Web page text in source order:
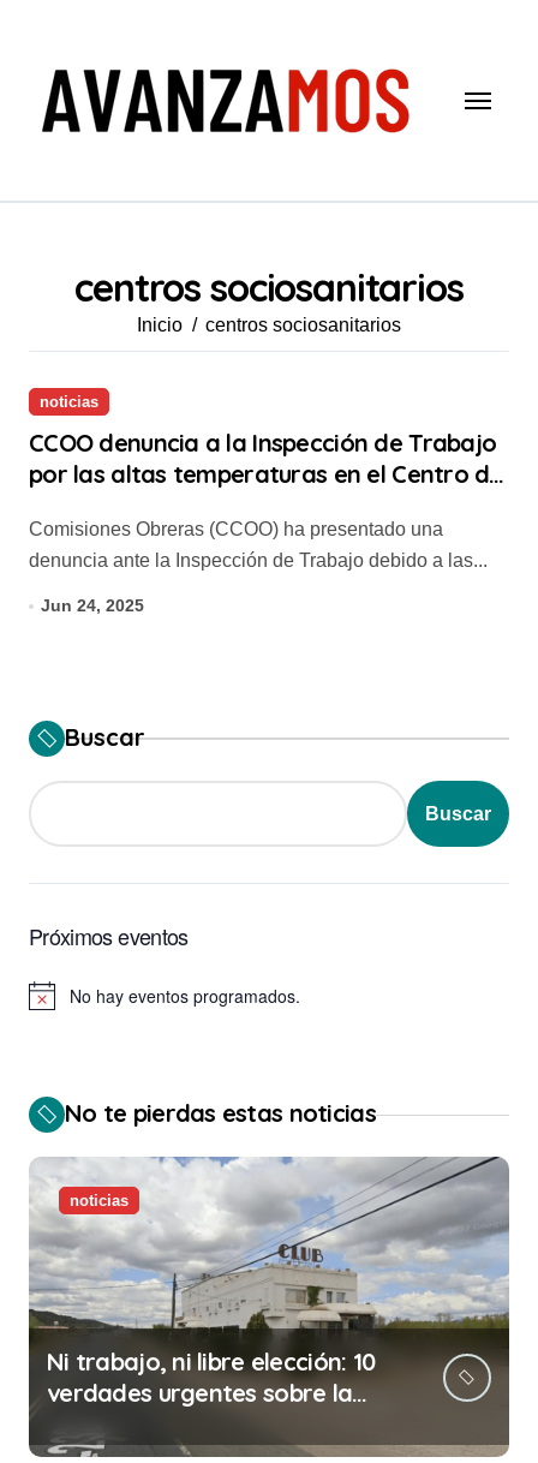
centros sociosanitarios
Inicio centros sociosanitarios
noticias
CCOO denuncia a la Inspección de Trabajo
por las altas temperaturas en el Centro de
Comisiones Obreras (CCOO) ha presentado una
denuncia ante la Inspección de Trabajo debido a las...
Jun 24, 2025
Buscar
Buscar
Próximos eventos
Aviso No hay eventos programados.
No te pierdas estas noticias
noticias
Ni trabajo, ni libre elección: 10
verdades urgentes sobre la